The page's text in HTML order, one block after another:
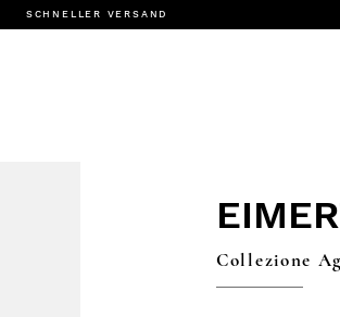
SCHNELLER VERSAND
Collezione